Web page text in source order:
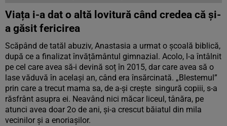
Viața i-a dat o altă lovitură când credea că și-
a găsit fericirea
Scăpând de tatăl abuziv, Anastasia a urmat o școală biblică,
după ce a finalizat învățământul gimnazial. Acolo, l-a întâlnit
pe cel care avea să-i devină soț în 2015, dar care avea să o
lase văduvă în același an, când era însărcinată. „Blestemul”
prin care a trecut mama sa, de a-și crește singură copiii, s-a
răsfrânt asupra ei. Neavând nici măcar liceul, tânăra, pe
atunci avea doar 2o de ani, și-a crescut băiatul din mila
vecinilor și a enoriașilor.